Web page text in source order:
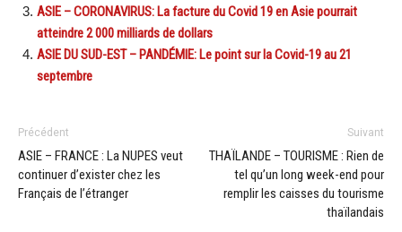
ASIE – CORONAVIRUS: La facture du Covid 19 en Asie pourrait
atteindre 2 000 milliards de dollars
ASIE DU SUD-EST – PANDÉMIE: Le point sur la Covid-19 au 21
septembre
Précédent
ASIE – FRANCE : La NUPES veut
continuer d’exister chez les
Français de l’étranger
Suivant
THAÏLANDE – TOURISME : Rien de
tel qu’un long week-end pour
remplir les caisses du tourisme
thaïlandais